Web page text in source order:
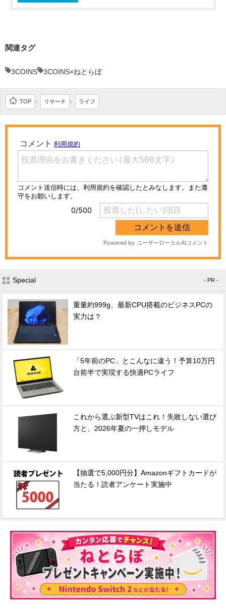
関連タグ
3COINS 3COINS×ねとらぼ
TOP > リサーチ > ライフ
Special - PR -
重量約999g、最新CPU搭載のビジネスPCの
実力は？
「5年前のPC」とこんなに違う！予算10万円
台前半で実現する快適PCライフ
これから選ぶ新型TVはこれ！失敗しない選び
方と、2026年夏の一押しモデル
【抽選で5,000円分】Amazonギフトカードが
当たる！読者アンケート実施中